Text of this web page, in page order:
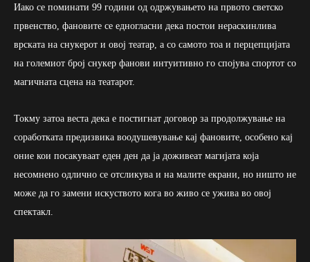
Иако се поминати 99 години од одржувањето на првото светско
првенство, фановите се едногласни дека постои нераскинлива
врската на снукерот и овој театар, а со самото тоа и перцепцијата
на големиот број снукер фанови интуитивно го спојува спортот со
магичната сцена на театарот.
Токму затоа веста дека е постигнат договор за продолжување на
соработката предизвика воодушевување кај фановите, особено кај
оние кои посакуваат еден ден да ја доживеат магијата која
несомнено одлично се отсликува и на малите екрани, но ништо не
може да го замени искуството кога во живо се ужива во овој
спектакл.